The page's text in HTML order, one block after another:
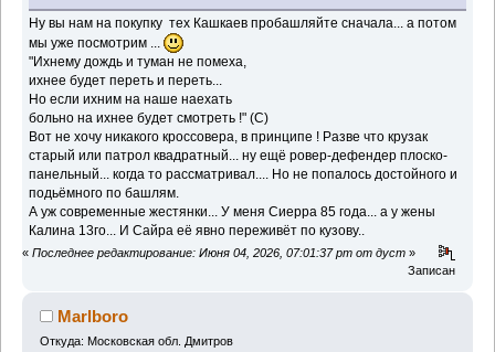
Ну вы нам на покупку тех Кашкаев пробашляйте сначала... а потом
мы уже посмотрим ...
"Ихнему дождь и туман не помеха,
ихнее будет переть и переть...
Но если ихним на наше наехать
больно на ихнее будет смотреть !" (С)
Вот не хочу никакого кроссовера, в принципе ! Разве что крузак
старый или патрол квадратный... ну ещё ровер-дефендер плоско-
панельный... когда то рассматривал.... Но не попалось достойного и
подьёмного по башлям.
А уж современные жестянки... У меня Сиерра 85 года... а у жены
Калина 13го... И Сайра её явно переживёт по кузову..
« Последнее редактирование: Июня 04, 2026, 07:01:37 pm от дуст »
Записан
Marlboro
Откуда: Московская обл. Дмитров